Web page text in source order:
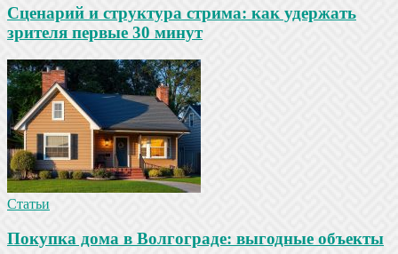
Сценарий и структура стрима: как удержать
зрителя первые 30 минут
Статьи
Покупка дома в Волгограде: выгодные объекты